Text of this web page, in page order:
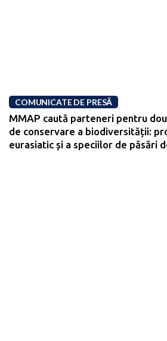
COMUNICATE DE PRESĂ
MMAP caută parteneri pentru
de conservare a biodiversității:
eurasiatic și a speciilor de păsări